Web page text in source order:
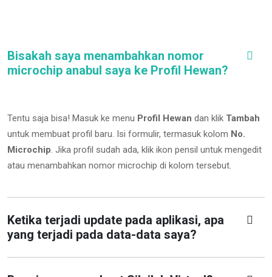
Bisakah saya menambahkan nomor
microchip anabul saya ke Profil Hewan?
Tentu saja bisa! Masuk ke menu Profil Hewan dan klik Tambah
untuk membuat profil baru. Isi formulir, termasuk kolom No.
Microchip. Jika profil sudah ada, klik ikon pensil untuk mengedit
atau menambahkan nomor microchip di kolom tersebut.
Ketika terjadi update pada aplikasi, apa
yang terjadi pada data-data saya?